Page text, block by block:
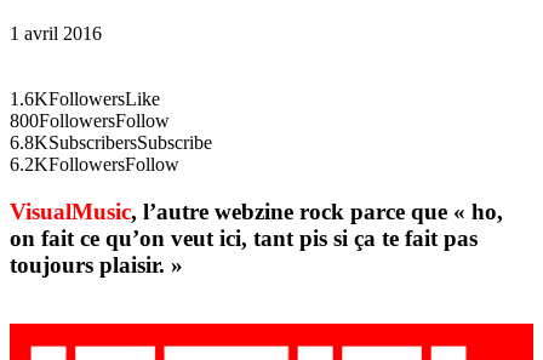
1 avril 2016
1.6KFollowersLike
800FollowersFollow
6.8KSubscribersSubscribe
6.2KFollowersFollow
VisualMusic, l’autre webzine rock parce que « ho,
on fait ce qu’on veut ici, tant pis si ça te fait pas
toujours plaisir. »